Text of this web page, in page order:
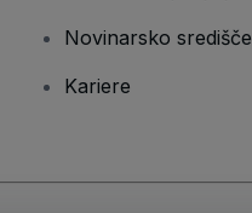
Novinarsko središče
Kariere